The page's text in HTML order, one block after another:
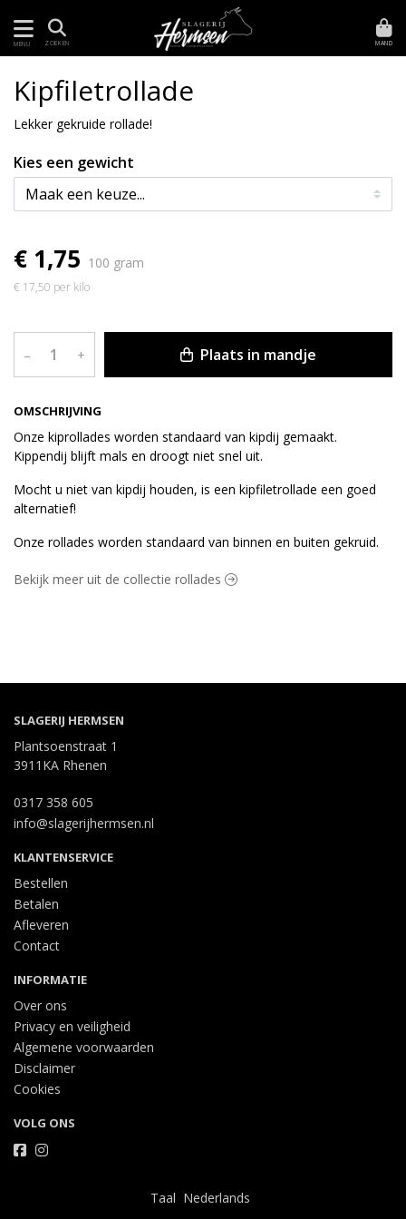
MENU ZOEKEN MAND
OMSCHRIJVING
Onze kiprollades worden standaard van kipdij gemaakt.
Kippendij blijft mals en droogt niet snel uit.
Mocht u niet van kipdij houden, is een kipfiletrollade een goed
alternatief!
Onze rollades worden standaard van binnen en buiten gekruid.
Kipfiletrollade
Lekker gekruide rollade!
Kies een gewicht
€ 1,75 100 gram
€ 17,50 per kilo
– + Plaats in mandje
Bekijk meer uit de collectie rollades
SLAGERIJ HERMSEN
Plantsoenstraat 1
3911KA Rhenen
0317 358 605
info@slagerijhermsen.nl
KLANTENSERVICE
Bestellen
Betalen
Afleveren
Contact
INFORMATIE
Over ons
Privacy en veiligheid
Algemene voorwaarden
Disclaimer
Cookies
VOLG ONS
Taal